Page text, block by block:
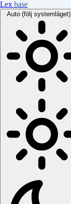
Lex base
Auto (följ systemläget)